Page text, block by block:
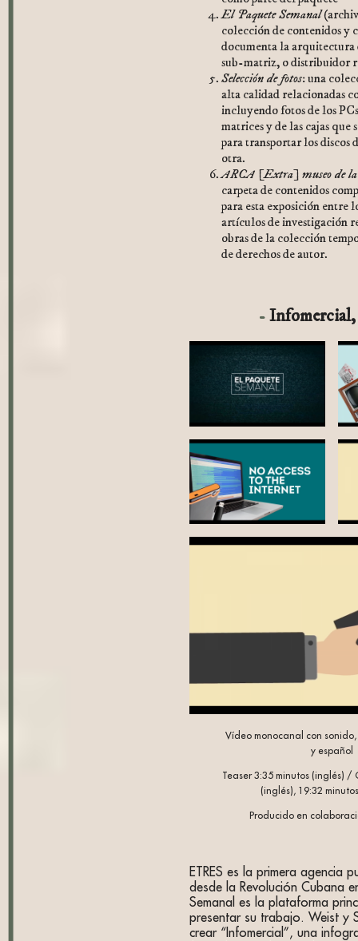
El Paquete Semanal
colección de contenidos y
documenta la arquitectura
sub-matriz, o distribuidor
Selección de fotos: una
alta calidad relacionadas
incluyendo fotos de los
matrices y de las cajas que
para transportar los discos
otra.
ARCA [Extra] museo de la
carpeta de contenidos
para esta exposición entre
artículos de investigación
obras de la colección
de derechos de autor.
Infomercial,
Vídeo monocanal con
y español
Teaser 3:35 minutos (inglés) /
(inglés), 19:32
Producido en
ETRES es la primera agencia
desde la Revolución Cubana
Semanal es la plataforma
presentar su trabajo. Weist y
crear “Infomercial”, una